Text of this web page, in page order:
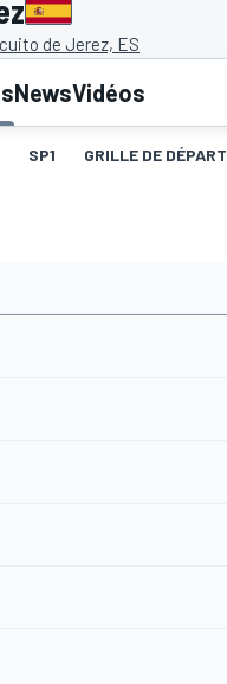
de Jerez, ES
NewsVidéos
SP1 GRILLE DE DÉPART